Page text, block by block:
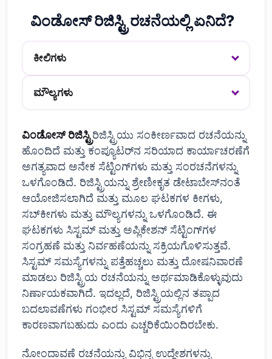
ವಿಂಡೋಸ್ ರಿಜಿಸ್ಟ್ರಿ ರಚನೆಯಲ್ಲಿ ಏನಿದೆ?
ಕೀಲಿಗಳು
ಮೌಲ್ಯಗಳು
ವಿಂಡೋಸ್ ರಿಜಿಸ್ಟ್ರಿರಿಜಿಸ್ಟ್ರಿಯು ಸಂಕೀರ್ಣವಾದ ರಚನೆಯನ್ನು
ಹೊಂದಿದೆ ಮತ್ತು ಕಂಪ್ಯೂಟರ್‌ನ ಸರಿಯಾದ ಕಾರ್ಯಾಚರಣೆಗೆ
ಅಗತ್ಯವಾದ ಅನೇಕ ಸೆಟ್ಟಿಂಗ್‌ಗಳು ಮತ್ತು ಸಂರಚನೆಗಳನ್ನು
ಒಳಗೊಂಡಿದೆ. ರಿಜಿಸ್ಟ್ರಿಯನ್ನು ಶ್ರೇಣೀಕೃತ ಡೇಟಾಬೇಸ್‌ನಂತೆ
ಆಯೋಜಿಸಲಾಗಿದೆ ಮತ್ತು ಮೂಲ ಘಟಕಗಳ ಕೀಗಳು,
ಸಬ್‌ಕೀಗಳು ಮತ್ತು ಮೌಲ್ಯಗಳನ್ನು ಒಳಗೊಂಡಿದೆ. ಈ
ಘಟಕಗಳು ಸಿಸ್ಟಮ್ ಮತ್ತು ಅಪ್ಲಿಕೇಶನ್ ಸೆಟ್ಟಿಂಗ್‌ಗಳ
ಸಂಗ್ರಹಣೆ ಮತ್ತು ನಿರ್ವಹಣೆಯನ್ನು ಸಕ್ರಿಯಗೊಳಿಸುತ್ತವೆ.
ಸಿಸ್ಟಮ್ ಸಮಸ್ಯೆಗಳನ್ನು ಪತ್ತೆಹಚ್ಚಲು ಮತ್ತು ದೋಷನಿವಾರಣೆ
ಮಾಡಲು ರಿಜಿಸ್ಟ್ರಿಯ ರಚನೆಯನ್ನು ಅರ್ಥಮಾಡಿಕೊಳ್ಳುವುದು
ನಿರ್ಣಾಯಕವಾಗಿದೆ. ಇದಲ್ಲದೆ, ರಿಜಿಸ್ಟ್ರಿಯಲ್ಲಿನ ತಪ್ಪಾದ
ಬದಲಾವಣೆಗಳು ಗಂಭೀರ ಸಿಸ್ಟಮ್ ಸಮಸ್ಯೆಗಳಿಗೆ
ಕಾರಣವಾಗಬಹುದು ಎಂದು ಎಚ್ಚರಿಕೆಯಿಂದಿರಬೇಕು.
ನೋಂದಾವಣೆ ರಚನೆಯನ್ನು ವಿಭಿನ್ನ ಉದ್ದೇಶಗಳನ್ನು